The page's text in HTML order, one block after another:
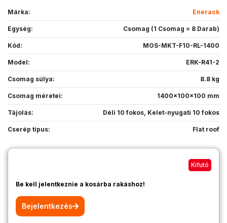
Márka: Enerack
Egység: Csomag (1 Csomag = 8 Darab)
Kód: MOS-MKT-F10-RL-1400
Model: ERK-R41-2
Csomag súlya: 8.8 kg
Csomag méretei: 1400x100x100 mm
Tájolás: Déli 10 fokos, Kelet-nyugati 10 fokos
Cserép típus: Flat roof
Kifutó
Be kell jelentkeznie a kosárba rakáshoz!
Bejelentkezés